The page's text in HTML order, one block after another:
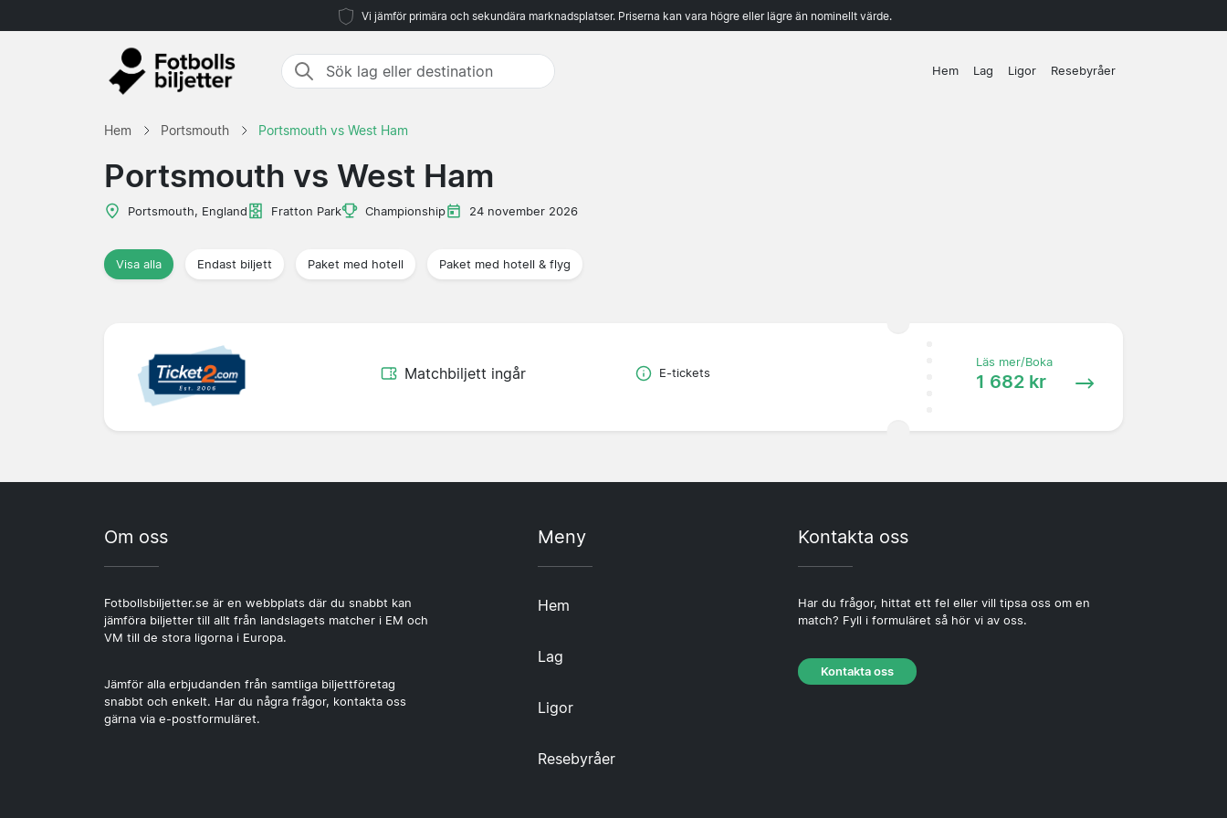
Vi jämför primära och sekundära marknadsplatser. Priserna kan vara högre eller lägre än nominellt värde.
Hem Lag Ligor Resebyråer
Hem Portsmouth Portsmouth vs West Ham
Portsmouth vs West Ham
Portsmouth, England Fratton Park Championship 24 november 2026
Visa alla Endast biljett Paket med hotell Paket med hotell & flyg
Matchbiljett ingår E-tickets
Läs mer/Boka
1 682 kr
Om oss
Fotbollsbiljetter.se är en webbplats där du snabbt kan
jämföra biljetter till allt från landslagets matcher i EM och
VM till de stora ligorna i Europa.
Jämför alla erbjudanden från samtliga biljettföretag
snabbt och enkelt. Har du några frågor, kontakta oss
gärna via e-postformuläret.
Meny
Hem
Lag
Ligor
Resebyråer
Kontakta oss
Har du frågor, hittat ett fel eller vill tipsa oss om en
match? Fyll i formuläret så hör vi av oss.
Kontakta oss